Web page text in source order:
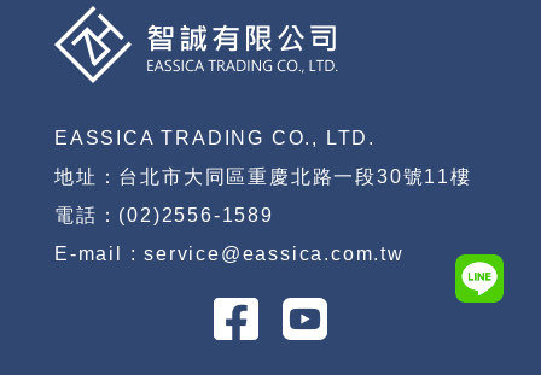
EASSICA TRADING CO., LTD.
地址：台北市大同區重慶北路一段30號11樓
電話：(02)2556-1589
E-mail : service@eassica.com.tw